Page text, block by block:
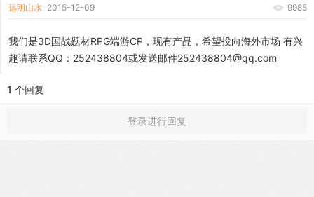
远明山水 2015-12-09 9985
我们是3D国战题材RPG端游CP，现有产品，希望投向海外市场 有兴
趣请联系QQ：252438804或发送邮件252438804@qq.com
1 个回复
登录进行回复